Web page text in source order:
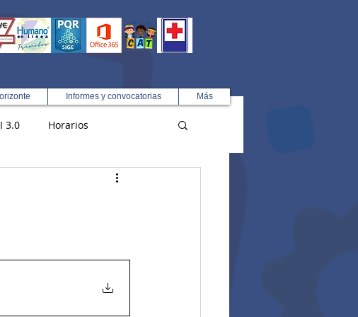
Informes y convocatorias Más
3.0 Horarios